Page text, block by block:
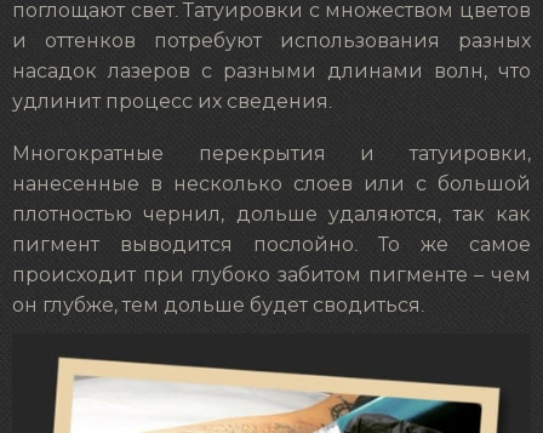
поглощают свет. Татуировки с множеством цветов
и оттенков потребуют использования разных
насадок лазеров с разными длинами волн, что
удлинит процесс их сведения.
Многократные перекрытия и татуировки,
нанесенные в несколько слоев или с большой
плотностью чернил, дольше удаляются, так как
пигмент выводится послойно. То же самое
происходит при глубоко забитом пигменте – чем
он глубже, тем дольше будет сводиться.